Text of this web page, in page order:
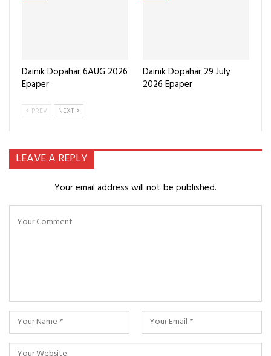
Dainik Dopahar 6AUG 2026
Epaper
Dainik Dopahar 29 July
2026 Epaper
PREV NEXT
LEAVE A REPLY
Your email address will not be published.